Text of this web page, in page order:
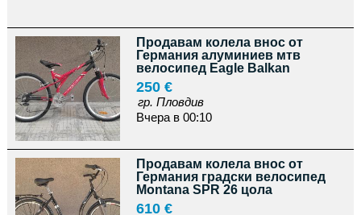
Продавам колела внос от
Германия алуминиев мтв
велосипед Eagle Balkan
250 €
гр. Пловдив
Вчера в 00:10
Продавам колела внос от
Германия градски велосипед
Montana SPR 26 цола
610 €